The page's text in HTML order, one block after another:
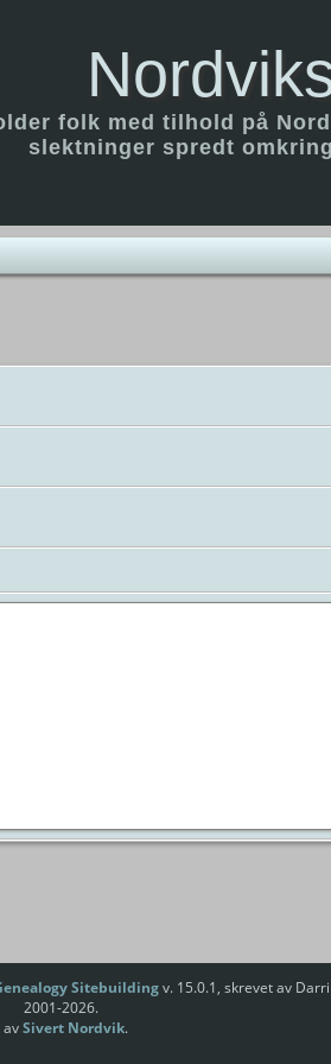
folk med tilhold på
slektninger spredt
Sitebuildingv. 15.0.1, skrevet av
2001-2026.
avSivert Nordvik.